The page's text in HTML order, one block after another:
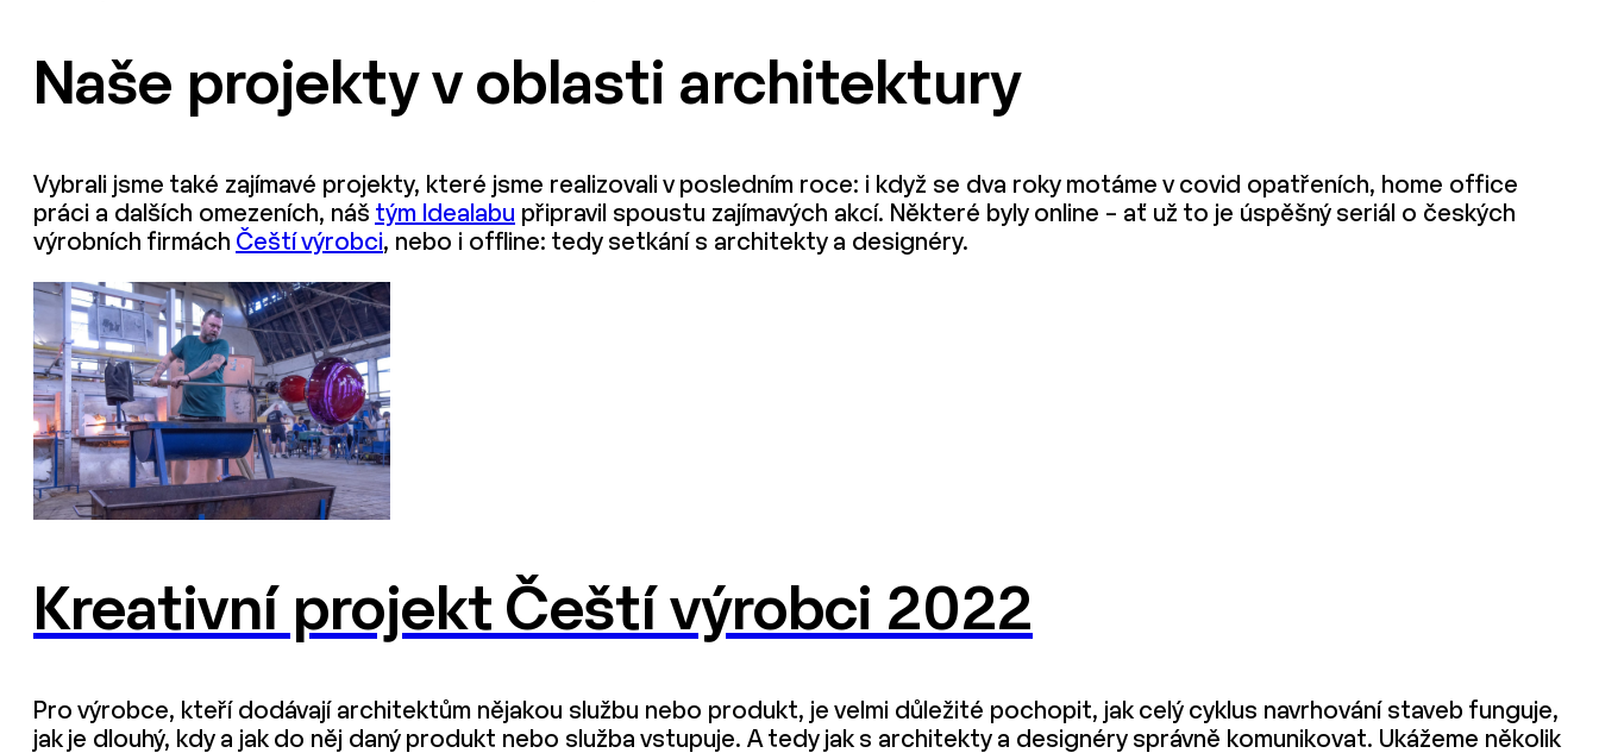
Naše projekty v oblasti architektury
Vybrali jsme také zajímavé projekty, které jsme realizovali v posledním roce: i když se dva roky motáme v covid opatřeních, home office
práci a dalších omezeních, náš tým Idealabu připravil spoustu zajímavých akcí. Některé byly online – ať už to je úspěšný seriál o českých
výrobních firmách Čeští výrobci, nebo i offline: tedy setkání s architekty a designéry.
Kreativní projekt Čeští výrobci 2022
Pro výrobce, kteří dodávají architektům nějakou službu nebo produkt, je velmi důležité pochopit, jak celý cyklus navrhování staveb funguje,
jak je dlouhý, kdy a jak do něj daný produkt nebo služba vstupuje. A tedy jak s architekty a designéry správně komunikovat. Ukážeme několik